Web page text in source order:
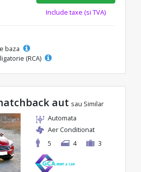
Include taxe (si TVA)
baza
(RCA)
aut sau Similar
Automata
Aer Conditionat
5
4 3